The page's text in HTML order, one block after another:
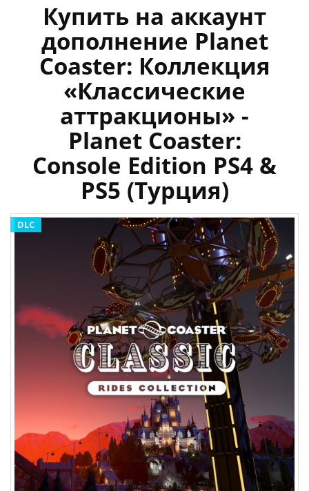
Купить на аккаунт
дополнение Planet
Coaster: Коллекция
«Классические
аттракционы» -
Planet Coaster:
Console Edition PS4 &
PS5 (Турция)
DLC